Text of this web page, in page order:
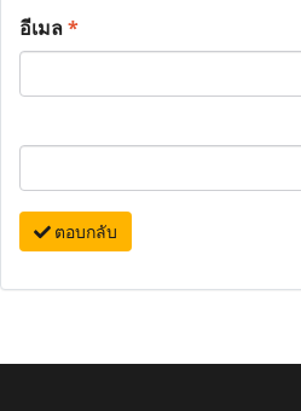
อีเมล*
ตอบกลับ